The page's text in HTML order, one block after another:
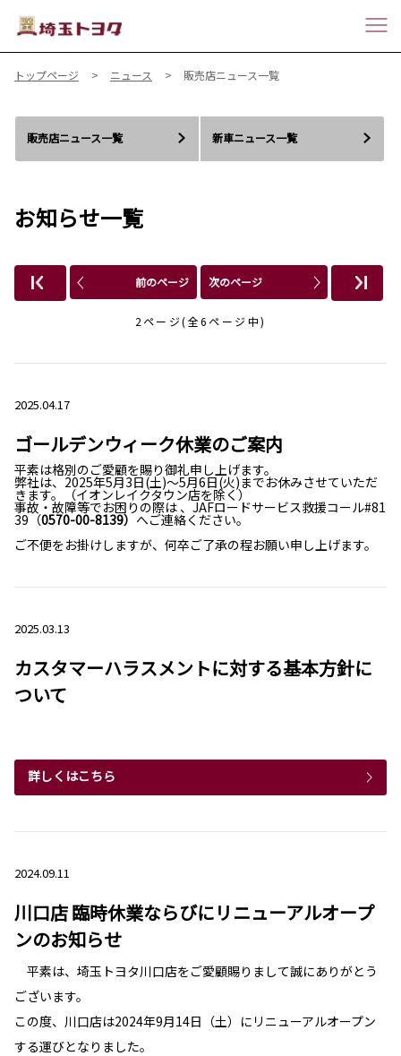
トップページ ニュース 販売店ニュース一覧
販売店ニュース一覧 新車ニュース一覧
お知らせ一覧
前のページ 次のページ
2ページ(全6ページ中)
2025.04.17
ゴールデンウィーク休業のご案内
平素は格別のご愛顧を賜り御礼申し上げます。
弊社は、2025年5月3日(土)～5月6日(火)までお休みさせていただ
きます。（イオンレイクタウン店を除く）
事故・故障等でお困りの際は 、JAFロードサービス救援コール#81
39（0570-00-8139）へご連絡ください。
ご不便をお掛けしますが、何卒ご了承の程お願い申し上げます。
2025.03.13
カスタマーハラスメントに対する基本方針に
ついて
詳しくはこちら
2024.09.11
川口店 臨時休業ならびにリニューアルオープ
ンのお知らせ
平素は、埼玉トヨタ川口店をご愛顧賜りまして誠にありがとう
ございます。
この度、川口店は2024年9月14日（土）にリニューアルオープン
する運びとなりました。